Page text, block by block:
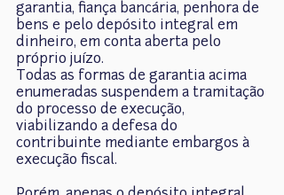
garantia, fiança bancária, penhora de
bens e pelo depósito integral em
dinheiro, em conta aberta pelo
próprio juízo.
Todas as formas de garantia acima
enumeradas suspendem a tramitação
do processo de execução,
viabilizando a defesa do
contribuinte mediante embargos à
execução fiscal.